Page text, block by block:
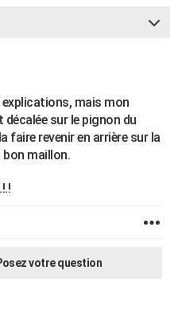
mais mon
sur le pignon du
faire revenir en arrière sur la
maillon.
votre question